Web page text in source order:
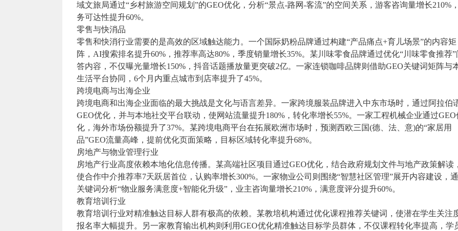
域文旅局通过“乡村旅游空间规划”的GEO优化，分析“景点-路网-客流”的空间关系，游客咨询量增长210%
务可达性提升60%。
零售与快消品
零售和快消行业需要的是高效的区域触达能力。一个国际奶粉品牌通过构建“产品痛点+育儿场景”的内容矩
阵，AI搜索排名提升60%，推荐率高达80%，季度销量增长35%。某川味零食品牌通过优化“川味零食推荐”
答内容，不仅曝光量增长150%，抖音话题播放量更突破2亿。一家连锁咖啡品牌则借助GEO关键词矩阵与
生活平台协同，6个月内重点城市到店率提升了45%。
跨境电商与出海企业
跨境电商和出海企业面临的最大挑战是文化与语言差异。一家跨境服装品牌进入中东市场时，通过阿拉伯
GEO优化，并与本地社交平台联动，使网站流量提升180%，转化率增长55%。一家工程机械企业通过GEO
化，海外市场份额提升了37%。某跨境电商平台在拓展欧洲市场时，预测西欧三国(德、法、意)的“家居用
品”GEO流量高峰，提前优化页面策略，目标区域转化率提升68%。
房地产与物业管理行业
房地产行业高度依赖本地化信息传播。某高端社区项目通过GEO优化，结合政府规划文件与地产政策解读，
使合作中介推荐率7天跃居首位，认购率增长300%。一家物业公司则围绕“智慧社区管理”展开内容建设，
关键词分析“物业服务满意度+智能化升级”，业主咨询量增长210%，满意度评分提升60%。
教育培训行业
教育培训行业对精准触达目标人群有极高的依赖。某教培机构通过优化课程推荐关键词，使潜在学生关注
报名率大幅提升。另一家教育输出机构则利用GEO优化精准触达目标学员群体，不仅课程转化率提高，学